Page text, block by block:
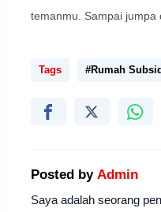
temanmu. Sampai jumpa
Tags #Rumah
Posted by Admin
Saya adalah seorang